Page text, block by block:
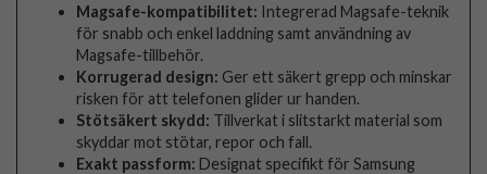
Magsafe-kompatibilitet: Integrerad Magsafe-teknik
för snabb och enkel laddning samt användning av
Magsafe-tillbehör.
Korrugerad design: Ger ett säkert grepp och minskar
risken för att telefonen glider ur handen.
Stötsäkert skydd: Tillverkat i slitstarkt material som
skyddar mot stötar, repor och fall.
Exakt passform: Designat specifikt för Samsung